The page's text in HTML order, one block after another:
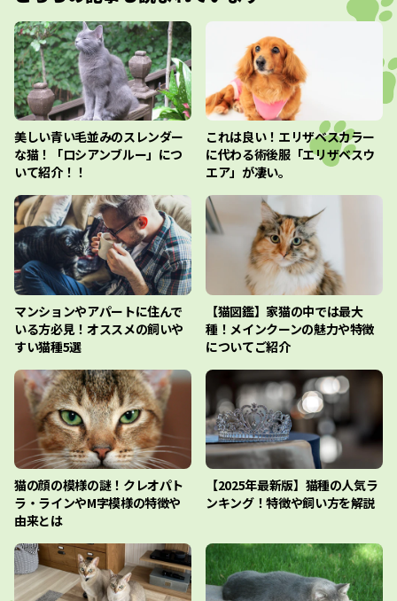
美しい青い毛並みのスレンダー
な猫！「ロシアンブルー」につ
いて紹介！！
これは良い！エリザベスカラー
に代わる術後服「エリザベスウ
エア」が凄い。
マンションやアパートに住んで
いる方必見！オススメの飼いや
すい猫種5選
【猫図鑑】家猫の中では最大
種！メインクーンの魅力や特徴
についてご紹介
猫の顔の模様の謎！クレオパト
ラ・ラインやM字模様の特徴や
由来とは
【2025年最新版】猫種の人気ラ
ンキング！特徴や飼い方を解説